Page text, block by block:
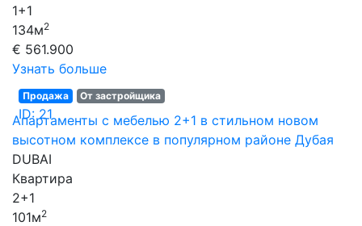
1+1
134м2
€ 561.900
Узнать больше
Продажа От застройщика
ID: 21
Апартаменты с мебелью 2+1 в стильном новом
высотном комплексе в популярном районе Дубая
DUBAI
Квартира
2+1
101м2